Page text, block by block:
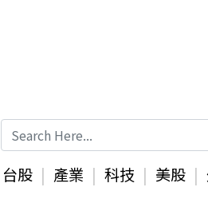
台股 產業 科技 美股